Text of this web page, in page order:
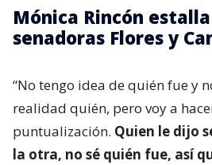
Mónica Rincón
senadoras Flores y
“No tengo idea de quién fue y
realidad quién, pero voy a
puntualización. Quien le dijo
la otra, no sé quién fue, así